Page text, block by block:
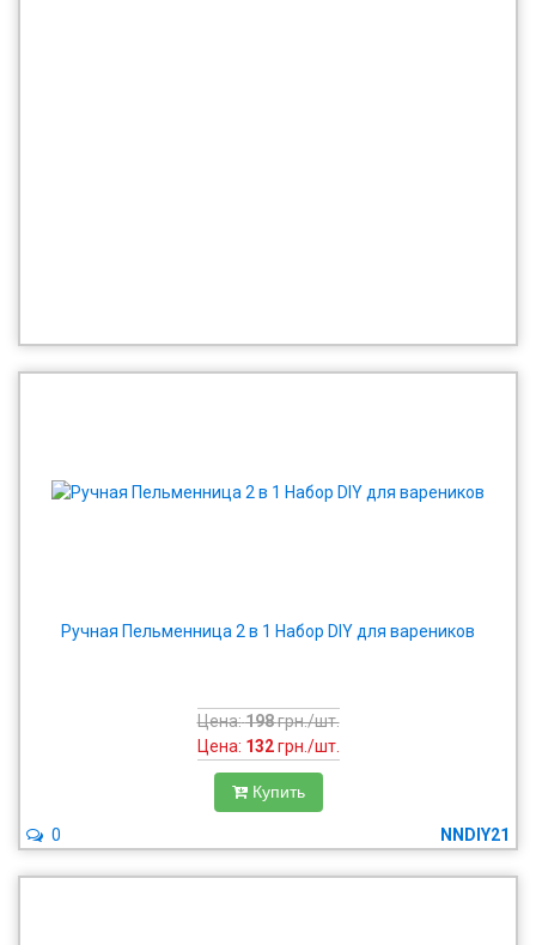
Ручная Пельменница 2 в 1 Набор DIY для вареников
Цена:198грн./шт.
Цена: 132 грн./шт.
Купить
NNDIY21
0